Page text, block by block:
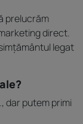
prelucrăm
direct.
legat
dar putem primi